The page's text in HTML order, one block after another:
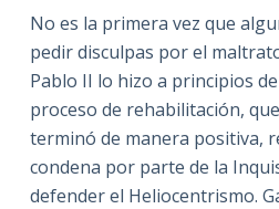
No es la primera vez que
pedir disculpas por el
Pablo II lo hizo a principios
proceso de rehabilitación,
terminó de manera positiva,
condena por parte de la
defender el Heliocentrismo.